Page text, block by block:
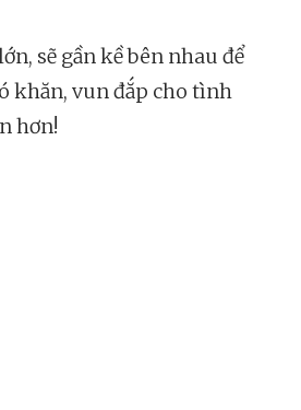
sẽ gần kề bên nhau để
khăn, vun đắp cho tình
hơn!